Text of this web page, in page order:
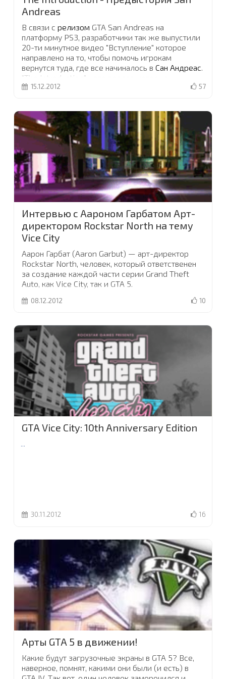
Andreas
В связи с релизом GTA San Andreas на
платформу PS3, разработчики так же выпустили
20-ти минутное видео "Вступление" которое
направлено на то, чтобы помочь игрокам
вернутся туда, где все начиналось в Сан Андреас.
"The Introduction" - это пролог, которые
подчеркивает все события происходящие перед
творится на улицах Лос Сантоса, что переживали
люди живущие в нем и, собственно, как Карл
Джонсон попал домой ...
57
15.12.2012
Интервью с Аароном Гарбатом Арт-
директором Rockstar North на тему
Vice City
Аарон Гарбат (Aaron Garbut) — арт-директор
Rockstar North, человек, который ответственен
за создание каждой части серии Grand Theft
Auto, как Vice City, так и GTA 5.
10
08.12.2012
GTA Vice City: 10th Anniversary Edition
...
16
30.11.2012
Арты GTA 5 в движении!
Какие будут загрузочные экраны в GTA 5? Все,
наверное, помнят, какими они были (и есть) в